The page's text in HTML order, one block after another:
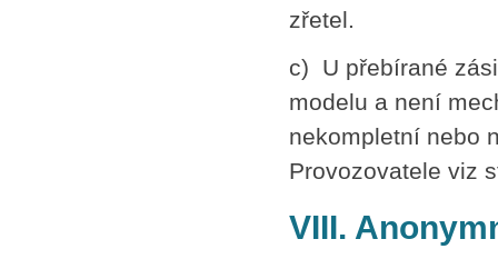
zřetel.
c) U přebírané
modelu a není
nekompletní nebo
Provozovatele viz
VIII.